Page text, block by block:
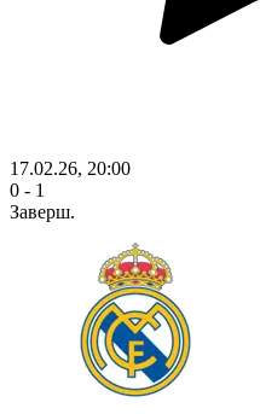
17.02.26, 20:00
0 - 1
Заверш.